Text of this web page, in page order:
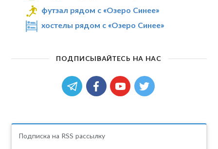
футзал рядом с «Озеро Синее»
хостелы рядом с «Озеро Синее»
ПОДПИСЫВАЙТЕСЬ НА НАС
Подписка на RSS рассылку